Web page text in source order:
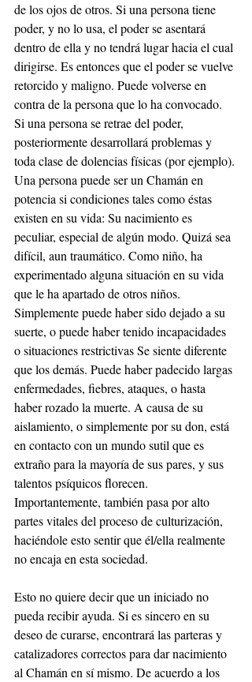
de los ojos de otros. Si una persona tiene
poder, y no lo usa, el poder se asentará
dentro de ella y no tendrá lugar hacia el cual
dirigirse. Es entonces que el poder se vuelve
retorcido y maligno. Puede volverse en
contra de la persona que lo ha convocado.
Si una persona se retrae del poder,
posteriormente desarrollará problemas y
toda clase de dolencias físicas (por ejemplo).
Una persona puede ser un Chamán en
potencia si condiciones tales como éstas
existen en su vida: Su nacimiento es
peculiar, especial de algún modo. Quizá sea
difícil, aun traumático. Como niño, ha
experimentado alguna situación en su vida
que le ha apartado de otros niños.
Simplemente puede haber sido dejado a su
suerte, o puede haber tenido incapacidades
o situaciones restrictivas Se siente diferente
que los demás. Puede haber padecido largas
enfermedades, fiebres, ataques, o hasta
haber rozado la muerte. A causa de su
aislamiento, o simplemente por su don, está
en contacto con un mundo sutil que es
extraño para la mayoría de sus pares, y sus
talentos psíquicos florecen.
Importantemente, también pasa por alto
partes vitales del proceso de culturización,
haciéndole esto sentir que él/ella realmente
no encaja en esta sociedad.
Esto no quiere decir que un iniciado no
pueda recibir ayuda. Si es sincero en su
deseo de curarse, encontrará las parteras y
catalizadores correctos para dar nacimiento
al Chamán en sí mismo. De acuerdo a los